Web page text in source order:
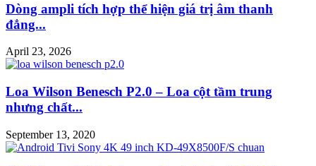
Dòng ampli tích hợp thể hiện giá trị âm thanh
đẳng...
April 23, 2026
Loa Wilson Benesch P2.0 – Loa cột tầm trung
nhưng chất...
September 13, 2020